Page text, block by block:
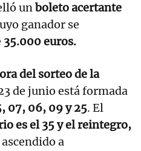
unboleto acertante
ganador se
35.000 euros.
del sorteo de la
de junio está formada
07, 06, 09 y 25. El
es el 35 y el reintegro,
a